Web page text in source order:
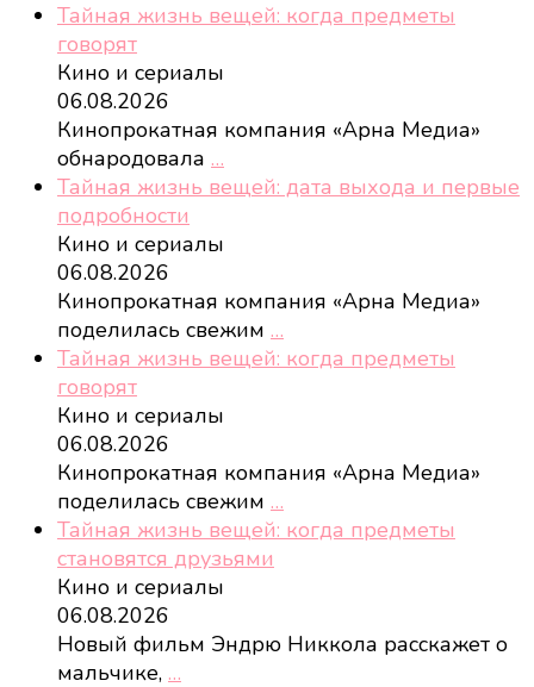
Тайная жизнь вещей: когда предметы
говорят
Кино и сериалы
06.08.2026
Кинопрокатная компания «Арна Медиа»
обнародовала …
Тайная жизнь вещей: дата выхода и первые
подробности
Кино и сериалы
06.08.2026
Кинопрокатная компания «Арна Медиа»
поделилась свежим …
Тайная жизнь вещей: когда предметы
говорят
Кино и сериалы
06.08.2026
Кинопрокатная компания «Арна Медиа»
поделилась свежим …
Тайная жизнь вещей: когда предметы
становятся друзьями
Кино и сериалы
06.08.2026
Новый фильм Эндрю Никкола расскажет о
мальчике, …